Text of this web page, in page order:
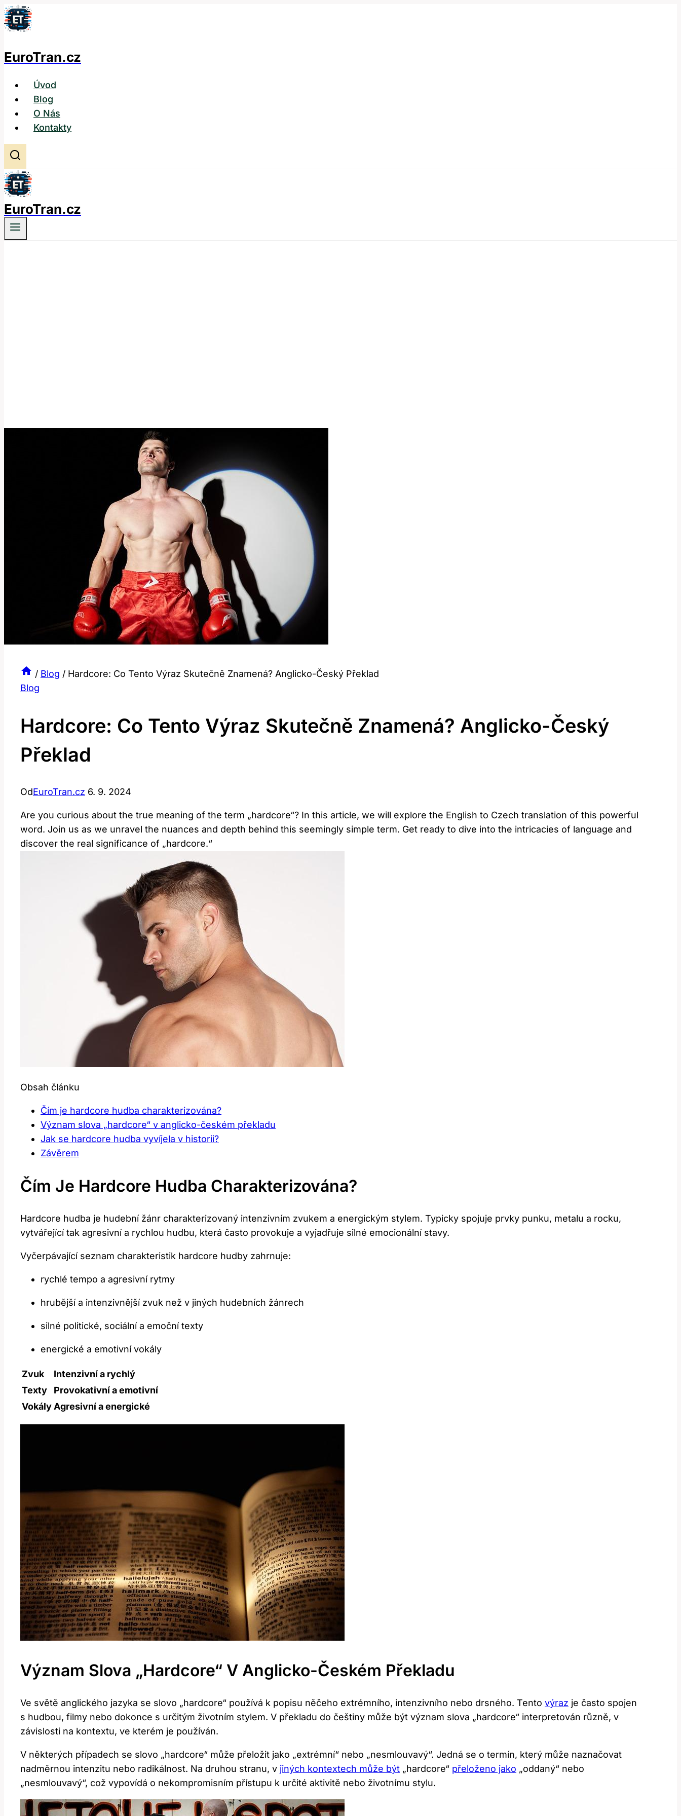
Přeskočit
na
EuroTran.cz
Úvod
Blog
O Nás
Kontakty
EuroTran.cz
/ Blog / Hardcore: Co Tento Výraz Skutečně Znamená? Anglicko-Český Překlad
Blog
Hardcore: Co Tento Výraz Skutečně Znamená? Anglicko-Český
Překlad
OdEuroTran.cz 6. 9. 2024
Are you curious ‍about the ​true meaning⁢ of the​ term‌ „hardcore“? In this article, we will explore‍ the English to Czech translation of this‍ powerful
word. Join us as we ​unravel⁣ the nuances and ⁢depth behind‍ this ‌seemingly⁤ simple‌ term. Get ready to⁣ dive into the intricacies of language ‌and
discover the real⁤ significance ⁣of „hardcore.“
Obsah článku
Čím ⁢je hardcore hudba ⁤charakterizována?
Význam slova „hardcore“ v⁢ anglicko-českém překladu
Jak ⁢se hardcore hudba ⁣vyvíjela‍ v historii?
Závěrem
Čím ⁢je Hardcore Hudba ⁤charakterizována?
Hardcore hudba je hudební žánr⁤ charakterizovaný ⁢intenzivním ‌zvukem ⁢a⁤ energickým stylem. Typicky spojuje prvky​ punku, metalu a rocku,⁢
vytvářející‌ tak‌ agresivní ⁢a rychlou hudbu,‌ která často provokuje⁣ a⁢ vyjadřuje silné emocionální‌ stavy.
Vyčerpávající seznam charakteristik hardcore hudby zahrnuje:
rychlé‍ tempo‍ a agresivní ‌rytmy
hrubější a intenzivnější ⁤zvuk než v jiných hudebních žánrech
silné politické, sociální a emoční texty
energické a⁣ emotivní vokály
Zvuk
Intenzivní a ⁤rychlý
Texty
Provokativní a emotivní
VokályAgresivní a energické
Význam Slova „hardcore“ V⁢ Anglicko-Českém Překladu
Ve světě anglického jazyka se slovo „hardcore“ používá‍ k popisu ‌něčeho extrémního, intenzivního nebo drsného. Tento výraz je často spojen
⁣s ‍hudbou, filmy nebo dokonce​ s určitým ⁤životním stylem. ‍V‌ překladu do češtiny může být ‌význam slova „hardcore“ interpretován různě, v
závislosti⁣ na kontextu, ve⁣ kterém je používán.
V některých případech se ‍slovo „hardcore“ může přeložit ⁢jako „extrémní“ nebo „nesmlouvavý“. Jedná se o termín, který⁣ může⁣ naznačovat
nadměrnou intenzitu​ nebo ‌radikálnost. Na druhou stranu, v jiných kontextech může být „hardcore“ přeloženo jako ​ „oddaný“ nebo
„nesmlouvavý“, což vypovídá o nekompromisním přístupu k určité aktivitě nebo ​životnímu stylu.